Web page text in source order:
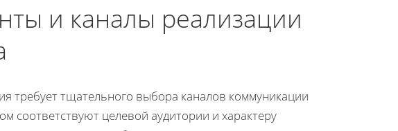
и каналы реализации
требует тщательного выбора каналов коммуникации
соответствуют целевой аудитории и характеру